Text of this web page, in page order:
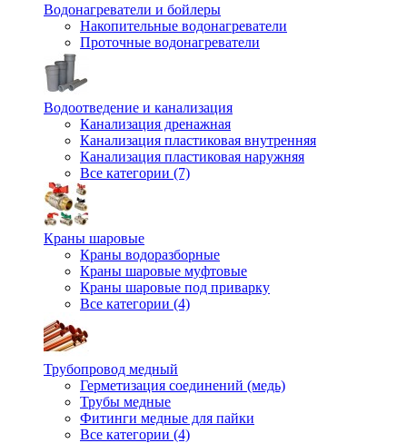
Водонагреватели и бойлеры
Накопительные водонагреватели
Проточные водонагреватели
Водоотведение и канализация
Канализация дренажная
Канализация пластиковая внутренняя
Канализация пластиковая наружняя
Все категории (7)
Краны шаровые
Краны водоразборные
Краны шаровые муфтовые
Краны шаровые под приварку
Все категории (4)
Трубопровод медный
Герметизация соединений (медь)
Трубы медные
Фитинги медные для пайки
Все категории (4)